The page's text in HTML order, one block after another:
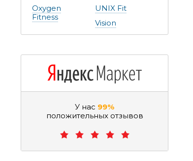
Oxygen
Fitness
UNIX Fit
Vision
У нас 99%
положительных отзывов